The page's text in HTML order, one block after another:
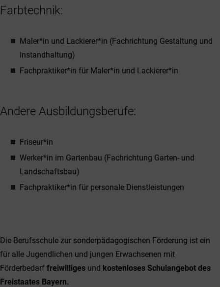
Farbtechnik:
Maler*in und Lackierer*in (Fachrichtung Gestaltung und
Instandhaltung)
Fachpraktiker*in für Maler*in und Lackierer*in
Andere Ausbildungsberufe:
Friseur*in
Werker*in im Gartenbau (Fachrichtung Garten- und
Landschaftsbau)
Fachpraktiker*in für personale Dienstleistungen
Die Berufsschule zur sonderpädagogischen Förderung ist ein
für alle Jugendlichen und jungen Erwachsenen mit
Förderbedarf freiwilliges und kostenloses Schulangebot des
Freistaates Bayern.